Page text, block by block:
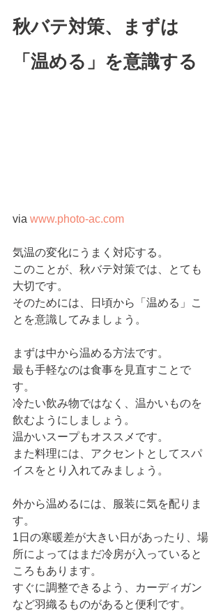
秋バテ対策、まずは
「温める」を意識する
via www.photo-ac.com
気温の変化にうまく対応する。
このことが、秋バテ対策では、とても
大切です。
そのためには、日頃から「温める」こ
とを意識してみましょう。
まずは中から温める方法です。
最も手軽なのは食事を見直すことで
す。
冷たい飲み物ではなく、温かいものを
飲むようにしましょう。
温かいスープもオススメです。
また料理には、アクセントとしてスパ
イスをとり入れてみましょう。
外から温めるには、服装に気を配りま
す。
1日の寒暖差が大きい日があったり、場
所によってはまだ冷房が入っていると
ころもあります。
すぐに調整できるよう、カーディガン
など羽織るものがあると便利です。